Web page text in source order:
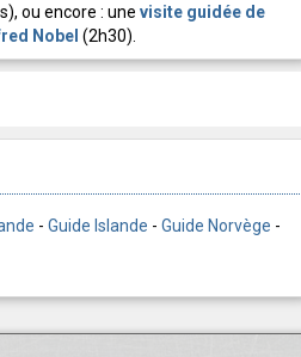
ou encore : une visite guidée de
Nobel (2h30).
- Guide Islande - Guide Norvège -